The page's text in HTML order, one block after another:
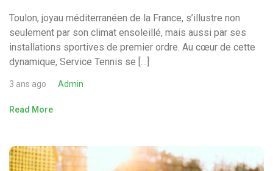
Toulon, joyau méditerranéen de la France, s’illustre non
seulement par son climat ensoleillé, mais aussi par ses
installations sportives de premier ordre. Au cœur de cette
dynamique, Service Tennis se […]
3 ans ago Admin
Read More